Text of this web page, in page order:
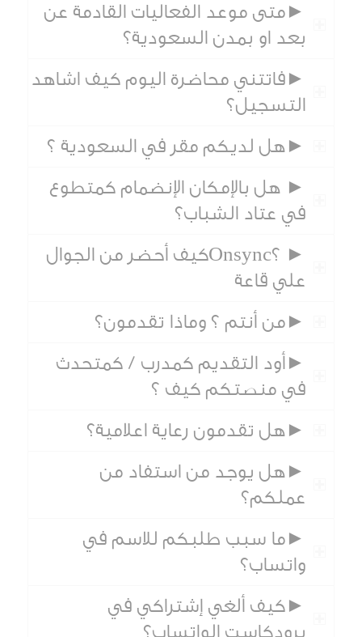
►متى موعد الفعاليات القادمة عن
بعد او بمدن السعودية؟
►فاتتني محاضرة اليوم كيف اشاهد
التسجيل؟
►هل لديكم مقر في السعودية ؟
► هل بالإمكان الإنضمام كمتطوع
في عتاد الشباب؟
► ؟Onsyncكيف أحضر من الجوال
علي قاعة
►من أنتم ؟ وماذا تقدمون؟
►أود التقديم كمدرب / كمتحدث
في منصتكم كيف ؟
►هل تقدمون رعاية اعلامية؟
►هل يوجد من استفاد من
عملكم؟
►ما سبب طلبكم للاسم في
واتساب؟
►كيف ألغي إشتراكي في
برودكاست الواتساب؟